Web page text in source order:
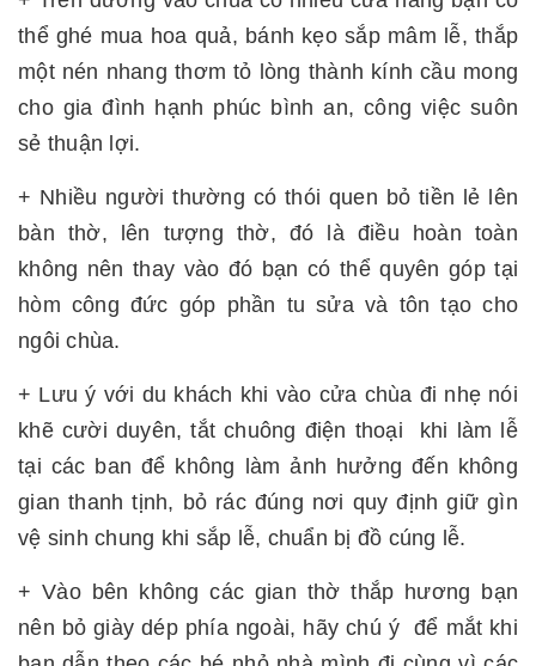
thể ghé mua hoa quả, bánh kẹo sắp mâm lễ, thắp
một nén nhang thơm tỏ lòng thành kính cầu mong
cho gia đình hạnh phúc bình an, công việc suôn
sẻ thuận lợi.
+ Nhiều người thường có thói quen bỏ tiền lẻ lên
bàn thờ, lên tượng thờ, đó là điều hoàn toàn
không nên thay vào đó bạn có thể quyên góp tại
hòm công đức góp phần tu sửa và tôn tạo cho
ngôi chùa.
+ Lưu ý với du khách khi vào cửa chùa đi nhẹ nói
khẽ cười duyên, tắt chuông điện thoại khi làm lễ
tại các ban để không làm ảnh hưởng đến không
gian thanh tịnh, bỏ rác đúng nơi quy định giữ gìn
vệ sinh chung khi sắp lễ, chuẩn bị đồ cúng lễ.
+ Vào bên không các gian thờ thắp hương bạn
nên bỏ giày dép phía ngoài, hãy chú ý để mắt khi